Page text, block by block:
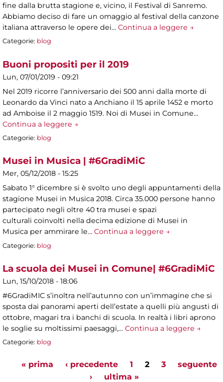
fine dalla brutta stagione e, vicino, il Festival di Sanremo.
Abbiamo deciso di fare un omaggio al festival della canzone
italiana attraverso le opere dei… Continua a leggere →
Categorie: blog
Buoni propositi per il 2019
Lun, 07/01/2019 - 09:21
Nel 2019 ricorre l’anniversario dei 500 anni dalla morte di
Leonardo da Vinci nato a Anchiano il 15 aprile 1452 e morto
ad Amboise il 2 maggio 1519. Noi di Musei in Comune…
Continua a leggere →
Categorie: blog
Musei in Musica | #6GradiMiC
Mer, 05/12/2018 - 15:25
Sabato 1° dicembre si è svolto uno degli appuntamenti della
stagione Musei in Musica 2018. Circa 35.000 persone hanno
partecipato negli oltre 40 tra musei e spazi
culturali coinvolti nella decima edizione di Musei in
Musica per ammirare le… Continua a leggere →
Categorie: blog
La scuola dei Musei in Comune| #6GradiMiC
Lun, 15/10/2018 - 18:06
#6GradiMIC s’inoltra nell’autunno con un’immagine che si
sposta dai panorami aperti dell’estate a quelli più angusti di
ottobre, magari tra i banchi di scuola. In realtà i libri aprono
le soglie su moltissimi paesaggi,… Continua a leggere →
Categorie: blog
Pagine
« prima ‹ precedente 1 2 3
seguente
›
ultima »